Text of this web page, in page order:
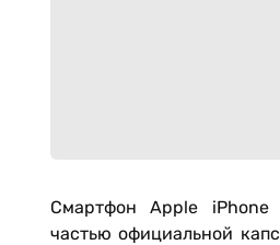
Смартфон Apple
частью официальной